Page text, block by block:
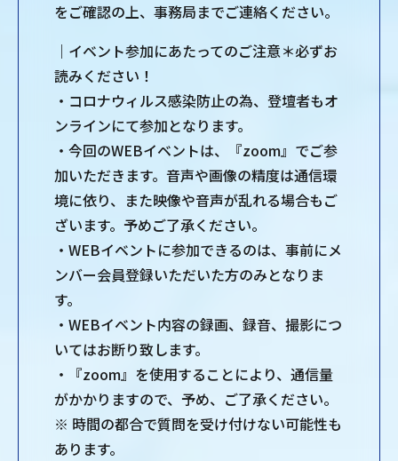
をご確認の上、事務局までご連絡ください。
｜イベント参加にあたってのご注意＊必ずお
読みください！
・コロナウィルス感染防止の為、登壇者もオ
ンラインにて参加となります。
・今回のWEBイベントは、『zoom』でご参
加いただきます。音声や画像の精度は通信環
境に依り、また映像や音声が乱れる場合もご
ざいます。予めご了承ください。
・WEBイベントに参加できるのは、事前にメ
ンバー会員登録いただいた方のみとなりま
す。
・WEBイベント内容の録画、録音、撮影につ
いてはお断り致します。
・『zoom』を使用することにより、通信量
がかかりますので、予め、ご了承ください。
※ 時間の都合で質問を受け付けない可能性も
あります。